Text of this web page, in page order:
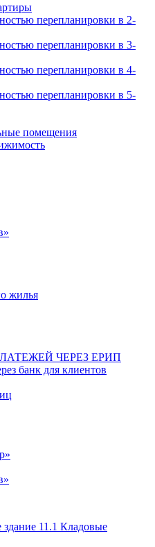
перепланировки в 2-
перепланировки в 3-
перепланировки в 4-
перепланировки в 5-
помещения
жилья
ЧЕРЕЗ ЕРИП
банк для клиентов
11.1 Кладовые